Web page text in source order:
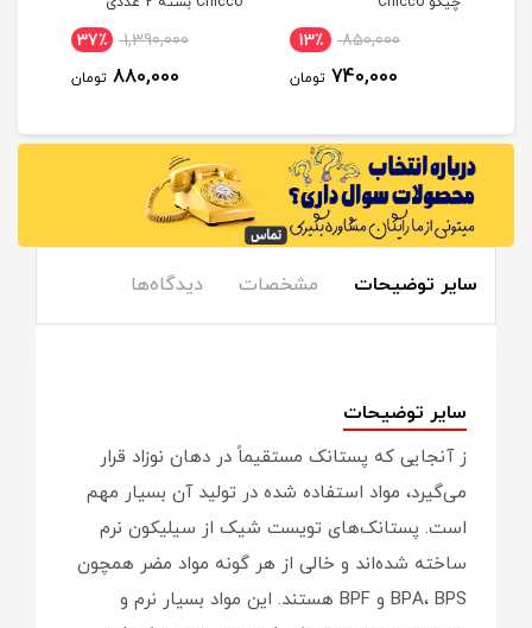
850,000 13٪
740,000 تومان
1,390,000 37٪
880,000 تومان
سایر توضیحات مشخصات دیدگاه‌ها
سایر توضیحات
ز آنجایی که پستانک مستقیماً در دهان نوزاد قرار
می‌گیرد، مواد استفاده شده در تولید آن بسیار مهم
است. پستانک‌های تویست شیک از سیلیکون نرم
ساخته شده‌اند و خالی از هر گونه مواد مضر همچون
BPA، BPS و BPF هستند. این مواد بسیار نرم و